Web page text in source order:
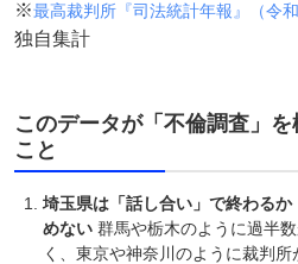
※最高裁判所『司法統計年報』（令和
独自集計
このデータが「不倫調査」
こと
埼玉県は「話し合い」で終わる
めない 群馬や栃木のように過半
く、東京や神奈川のように裁判